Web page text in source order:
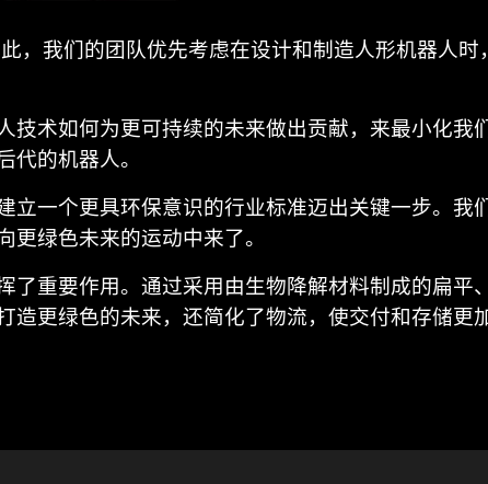
，我们的团队优先考虑在设计和制造人形机器人
术如何为更可持续的未来做出贡献，来最小化我
的机器人。
一个更具环保意识的行业标准迈出关键一步。我
绿色未来的运动中来了。
重要作用。通过采用由生物降解材料制成的扁平
更绿色的未来，还简化了物流，使交付和存储更